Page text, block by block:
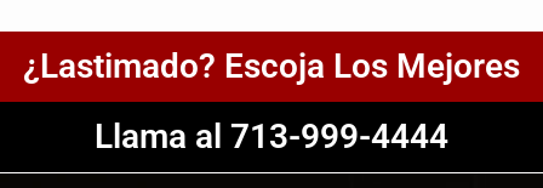
¿Lastimado? Escoja Los Mejores
Llama al 713-999-4444